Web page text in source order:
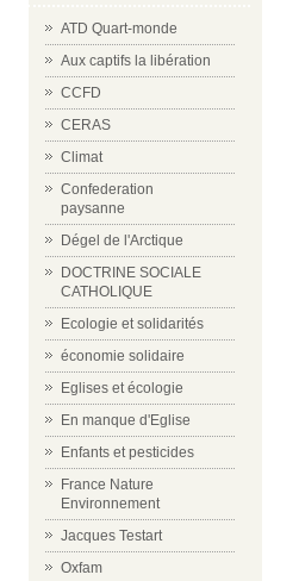
ATD Quart-monde
Aux captifs la libération
CCFD
CERAS
Climat
Confederation
paysanne
Dégel de l'Arctique
DOCTRINE SOCIALE
CATHOLIQUE
Ecologie et solidarités
économie solidaire
Eglises et écologie
En manque d'Eglise
Enfants et pesticides
France Nature
Environnement
Jacques Testart
Oxfam